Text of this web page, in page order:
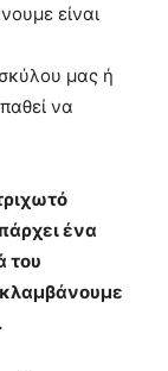
είναι
μας ή
να
ένα
του